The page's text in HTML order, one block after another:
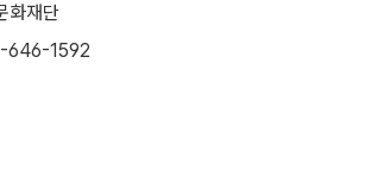
화재단
646-1592